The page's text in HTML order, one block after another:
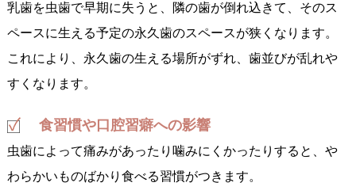
乳歯を虫歯で早期に失うと、隣の歯が倒れ込きて、そのス
ペースに生える予定の永久歯のスペースが狭くなります。
これにより、永久歯の生える場所がずれ、歯並びが乱れや
すくなります。
食習慣や口腔習癖への影響
虫歯によって痛みがあったり噛みにくかったりすると、や
わらかいものばかり食べる習慣がつきます。